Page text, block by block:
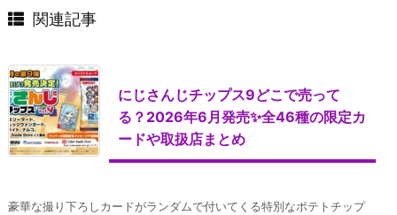
関連記事
にじさんじチップス9どこで売って
る？2026年6月発売✨全46種の限定カ
ードや取扱店まとめ
豪華な撮り下ろしカードがランダムで付いてくる特別なポテトチップ